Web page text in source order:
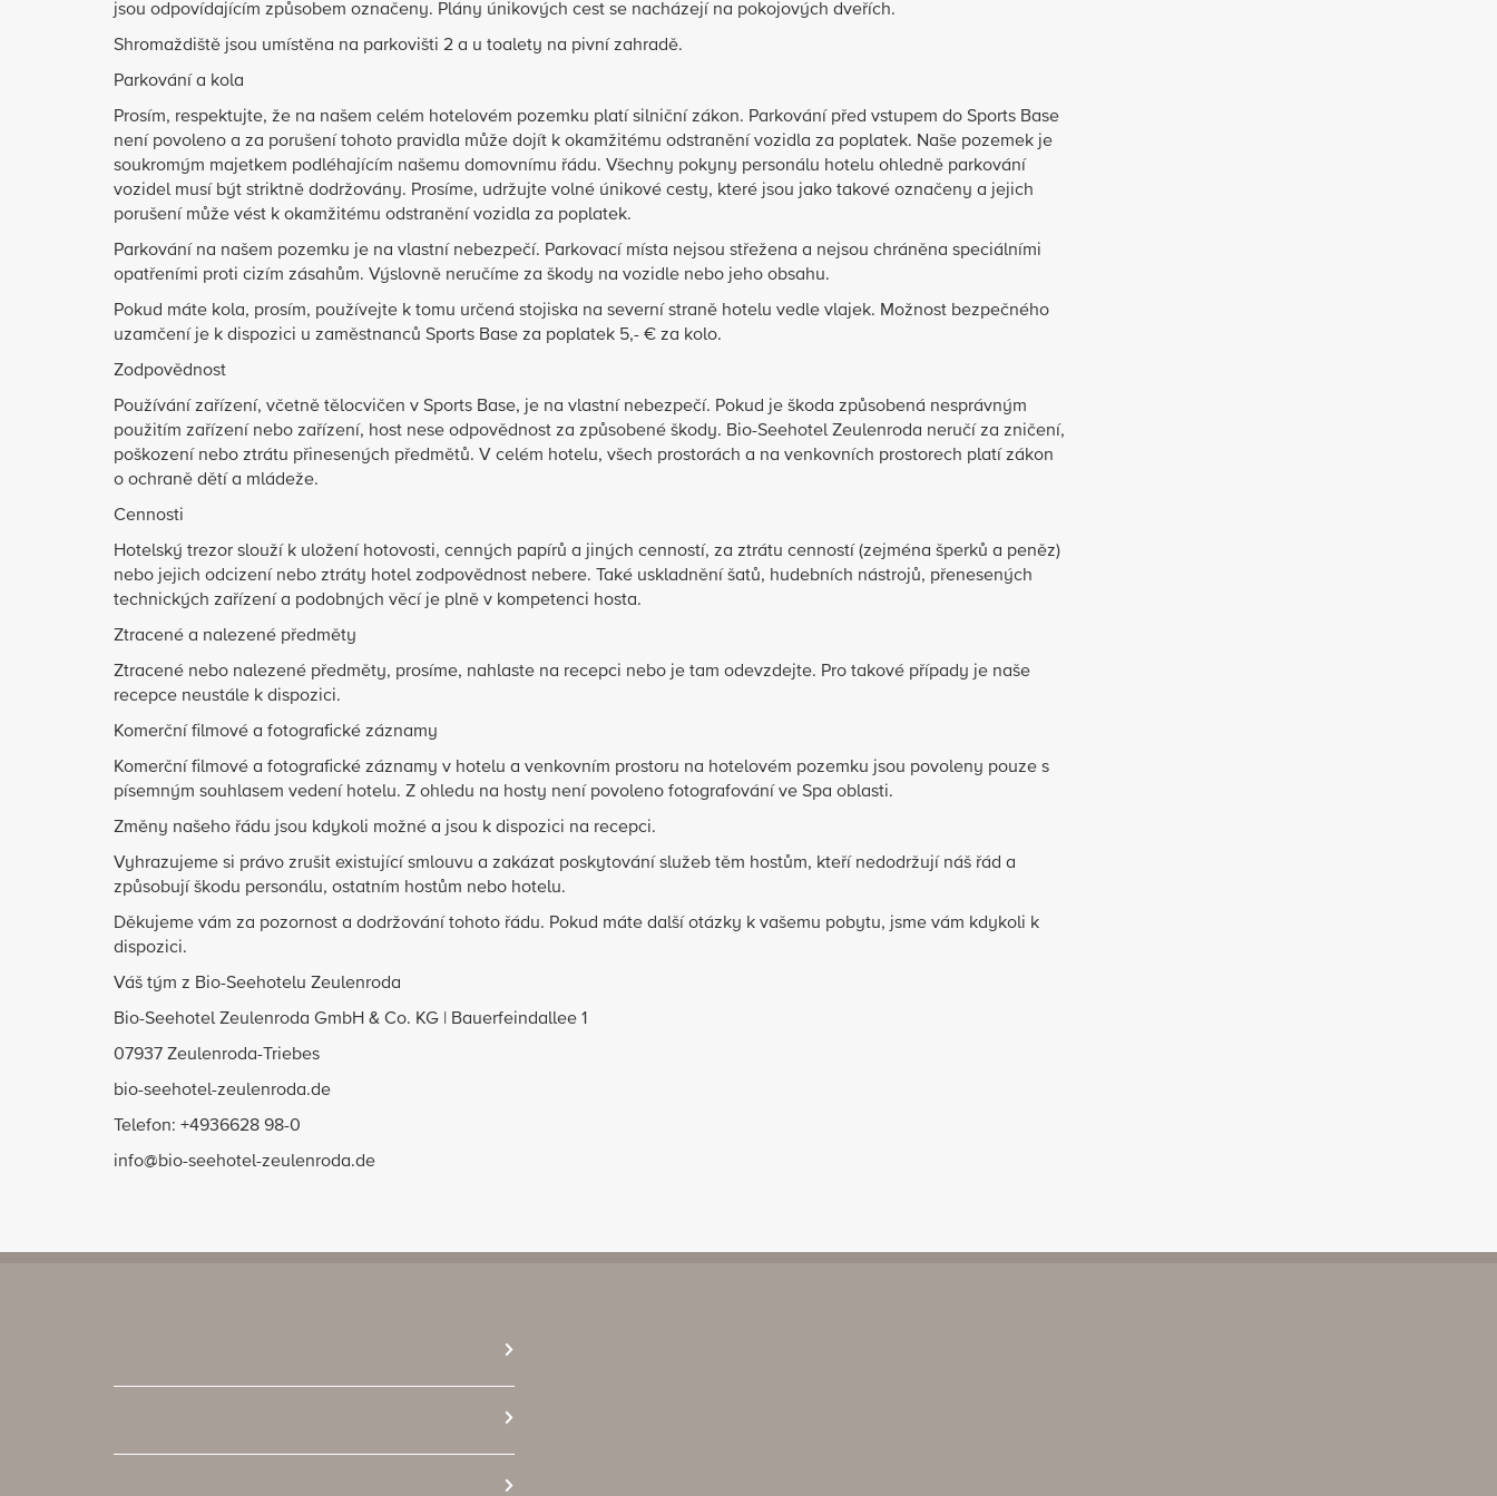
jsou odpovídajícím způsobem označeny. Plány únikových cest se nacházejí na pokojových dveřích.
Shromaždiště jsou umístěna na parkovišti 2 a u toalety na pivní zahradě.
Parkování a kola
Prosím, respektujte, že na našem celém hotelovém pozemku platí silniční zákon. Parkování před vstupem do Sports Base
není povoleno a za porušení tohoto pravidla může dojít k okamžitému odstranění vozidla za poplatek. Naše pozemek je
soukromým majetkem podléhajícím našemu domovnímu řádu. Všechny pokyny personálu hotelu ohledně parkování
vozidel musí být striktně dodržovány. Prosíme, udržujte volné únikové cesty, které jsou jako takové označeny a jejich
porušení může vést k okamžitému odstranění vozidla za poplatek.
Parkování na našem pozemku je na vlastní nebezpečí. Parkovací místa nejsou střežena a nejsou chráněna speciálními
opatřeními proti cizím zásahům. Výslovně neručíme za škody na vozidle nebo jeho obsahu.
Pokud máte kola, prosím, používejte k tomu určená stojiska na severní straně hotelu vedle vlajek. Možnost bezpečného
uzamčení je k dispozici u zaměstnanců Sports Base za poplatek 5,- € za kolo.
Zodpovědnost
Používání zařízení, včetně tělocvičen v Sports Base, je na vlastní nebezpečí. Pokud je škoda způsobená nesprávným
použitím zařízení nebo zařízení, host nese odpovědnost za způsobené škody. Bio-Seehotel Zeulenroda neručí za zničení,
poškození nebo ztrátu přinesených předmětů. V celém hotelu, všech prostorách a na venkovních prostorech platí zákon
o ochraně dětí a mládeže.
Cennosti
Hotelský trezor slouží k uložení hotovosti, cenných papírů a jiných cenností, za ztrátu cenností (zejména šperků a peněz)
nebo jejich odcizení nebo ztráty hotel zodpovědnost nebere. Také uskladnění šatů, hudebních nástrojů, přenesených
technických zařízení a podobných věcí je plně v kompetenci hosta.
Ztracené a nalezené předměty
Ztracené nebo nalezené předměty, prosíme, nahlaste na recepci nebo je tam odevzdejte. Pro takové případy je naše
recepce neustále k dispozici.
Komerční filmové a fotografické záznamy
Komerční filmové a fotografické záznamy v hotelu a venkovním prostoru na hotelovém pozemku jsou povoleny pouze s
písemným souhlasem vedení hotelu. Z ohledu na hosty není povoleno fotografování ve Spa oblasti.
Změny našeho řádu jsou kdykoli možné a jsou k dispozici na recepci.
Vyhrazujeme si právo zrušit existující smlouvu a zakázat poskytování služeb těm hostům, kteří nedodržují náš řád a
způsobují škodu personálu, ostatním hostům nebo hotelu.
Děkujeme vám za pozornost a dodržování tohoto řádu. Pokud máte další otázky k vašemu pobytu, jsme vám kdykoli k
dispozici.
Váš tým z Bio-Seehotelu Zeulenroda
Bio-Seehotel Zeulenroda GmbH & Co. KG | Bauerfeindallee 1
07937 Zeulenroda-Triebes
bio-seehotel-zeulenroda.de
Telefon: +4936628 98-0
info@bio-seehotel-zeulenroda.de